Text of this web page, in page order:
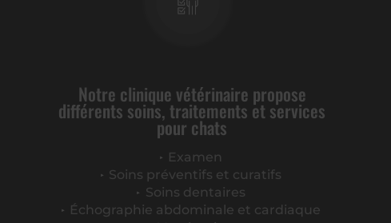
Notre clinique vétérinaire propose
différents soins, traitements et services
pour chats
Examen
Soins préventifs et curatifs
Soins dentaires
Échographie abdominale et cardiaque